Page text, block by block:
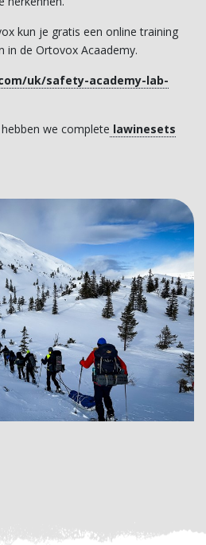
kun je gratis een online training
in de Ortovox Acaademy.
uk/safety-academy-lab-
we complete lawinesets